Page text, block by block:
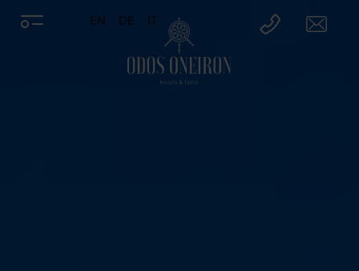
EN DE